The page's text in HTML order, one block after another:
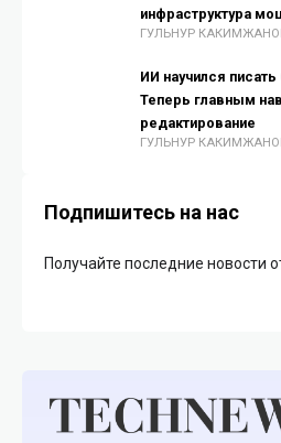
инфраструктура
ГУЛЬНУР
ИИ научился
Теперь главным
редактирование
ГУЛЬНУР
Подпишитесь на нас
Получайте последние новости